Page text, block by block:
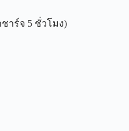
ชาร์จ 5 ชั่วโมง)